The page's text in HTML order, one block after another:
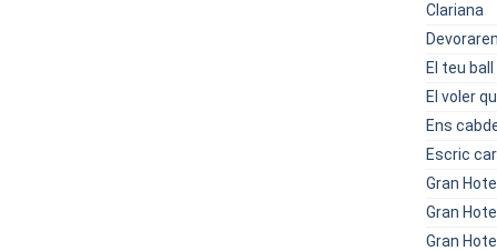
Clariana
El teu
El voler
Ens
Escric
Gran
Gran
Gran